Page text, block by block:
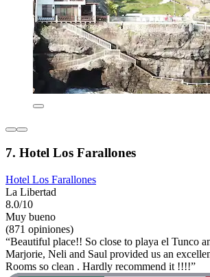
7. Hotel Los Farallones
Hotel Los Farallones
La Libertad
8.0/10
Muy bueno
(871 opiniones)
“Beautiful place!! So close to playa el Tunco
Marjorie, Neli and Saul provided us an
Rooms so clean . Hardly recommend it !!!!”